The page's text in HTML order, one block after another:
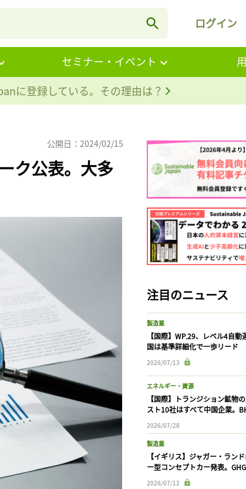
ログイン
セミナー・イベント
に登録している。その理由は？
公開日：2024/02/15
ク公表。大多
注目のニュース
製造業
【国際】WP.29、レベル4自
国は基準詳細化で一歩リード
2026/07/13
エネルギー・資源
【国際】トランジション鉱物
スト10社はすべて中国企業。
2026/07/28
製造業
【イギリス】ジャガー・ラン
ー型コンセプトカー発表。
2026/07/12